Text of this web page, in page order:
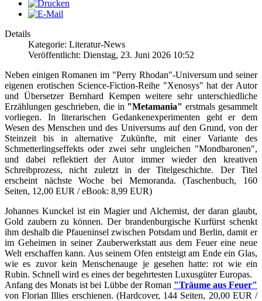
Details
Kategorie: Literatur-News
Veröffentlicht: Dienstag, 23. Juni 2026 10:52
Neben einigen Romanen im "Perry Rhodan"-Universum und seiner
eigenen erotischen Science-Fiction-Reihe "Xenosys" hat der Autor
und Übersetzer Bernhard Kempen weitere sehr unterschiedliche
Erzählungen geschrieben, die in "Metamania" erstmals gesammelt
vorliegen. In literarischen Gedankenexperimenten geht er dem
Wesen des Menschen und des Universums auf den Grund, von der
Steinzeit bis in alternative Zukünfte, mit einer Variante des
Schmetterlingseffekts oder zwei sehr ungleichen "Mondbaronen",
und dabei reflektiert der Autor immer wieder den kreativen
Schreibprozess, nicht zuletzt in der Titelgeschichte. Der Titel
erscheint nächste Woche bei Memoranda. (Taschenbuch, 160
Seiten, 12,00 EUR / eBook: 8,99 EUR)
Johannes Kunckel ist ein Magier und Alchemist, der daran glaubt,
Gold zaubern zu können. Der brandenburgische Kurfürst schenkt
ihm deshalb die Pfaueninsel zwischen Potsdam und Berlin, damit er
im Geheimen in seiner Zauberwerkstatt aus dem Feuer eine neue
Welt erschaffen kann. Aus seinem Ofen entsteigt am Ende ein Glas,
wie es zuvor kein Menschenauge je gesehen hatte: rot wie ein
Rubin. Schnell wird es eines der begehrtesten Luxusgüter Europas.
Anfang des Monats ist bei Lübbe der Roman "Träume aus Feuer"
von Florian Illies erschienen. (Hardcover, 144 Seiten, 20,00 EUR /